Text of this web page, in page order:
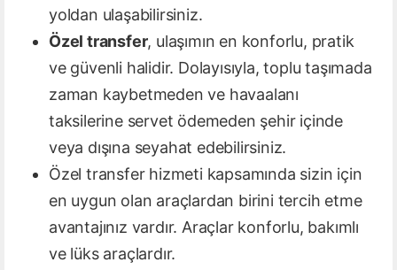
yoldan ulaşabilirsiniz.
Özel transfer, ulaşımın en konforlu, pratik
ve güvenli halidir. Dolayısıyla, toplu taşımada
zaman kaybetmeden ve havaalanı
taksilerine servet ödemeden şehir içinde
veya dışına seyahat edebilirsiniz.
Özel transfer hizmeti kapsamında sizin için
en uygun olan araçlardan birini tercih etme
avantajınız vardır. Araçlar konforlu, bakımlı
ve lüks araçlardır.